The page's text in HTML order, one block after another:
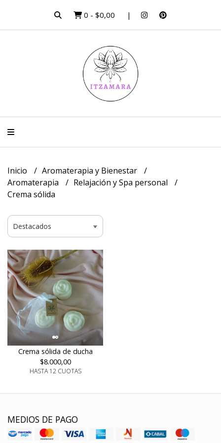
0 - $0,00
Inicio
Aromaterapia y Bienestar
Aromaterapia
Relajación y Spa personal
Crema sólida
Crema sólida de ducha
$8.000,00
HASTA 12 CUOTAS
MEDIOS DE PAGO